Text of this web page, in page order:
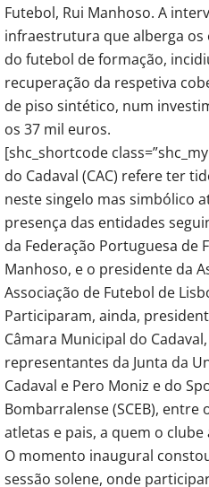
Futebol, Rui Manhoso. A
infraestrutura que alberga os
do futebol de formação,
recuperação da respetiva
de piso sintético, num
os 37 mil euros.
[shc_shortcode
do Cadaval (CAC) refere ter
neste singelo mas simbólico
presença das entidades
da Federação Portuguesa de
Manhoso, e o presidente da
Associação de Futebol de
Participaram, ainda,
Câmara Municipal do
representantes da Junta da
Cadaval e Pero Moniz e do
Bombarralense (SCEB),
atletas e pais, a quem o clube
O momento inaugural
sessão solene, onde